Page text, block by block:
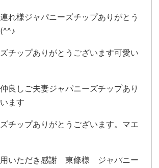
れ様ジャパニーズチップありがとう
チップありがとうございます可愛い
良しご夫妻ジャパニーズチップあり
ます
チップありがとうございます。マエ
用いただき感謝 東條様 ジャパニー